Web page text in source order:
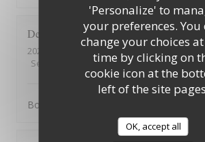
'Personalize' to
your preferences. You
change your choices
time by clicking on
cookie icon at the
left of the site
OK, accept all
Denis
2026-07-31
- 12:15 - Guests 2
Service
Ambiance:4 /5 Food:5 /5
Bonne cuisine mais service médiocre